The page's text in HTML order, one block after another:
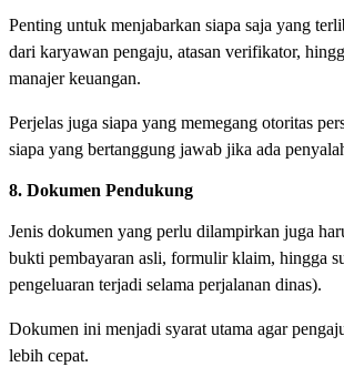
Penting untuk menjabarkan siapa saja yang
dari karyawan pengaju, atasan verifikator,
manajer keuangan.
Perjelas juga siapa yang memegang otoritas
siapa yang bertanggung jawab jika ada
8. Dokumen Pendukung
Jenis dokumen yang perlu dilampirkan juga
bukti pembayaran asli, formulir klaim, hingga
pengeluaran terjadi selama perjalanan dinas).
Dokumen ini menjadi syarat utama agar
lebih cepat.